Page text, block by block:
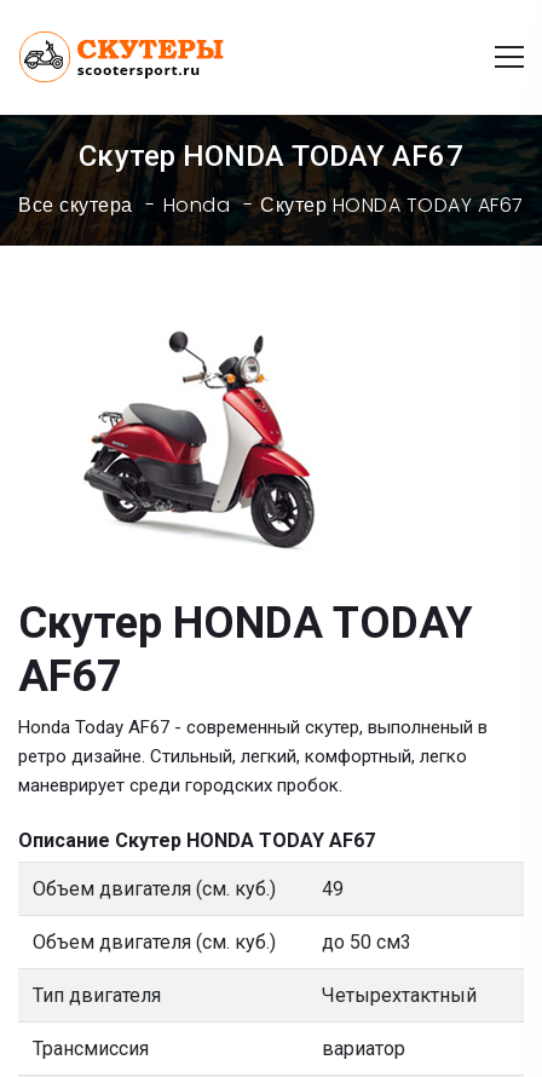
Скутер HONDA TODAY AF67
Все скутера Honda Скутер HONDA TODAY AF67
Скутер HONDA TODAY
AF67
Honda Today AF67 - современный скутер, выполненый в
ретро дизайне. Стильный, легкий, комфортный, легко
маневрирует среди городских пробок.
Описание Скутер HONDA TODAY AF67
Объем двигателя (см. куб.) 49
Объем двигателя (см. куб.) до 50 см3
Тип двигателя Четырехтактный
Трансмиссия вариатор